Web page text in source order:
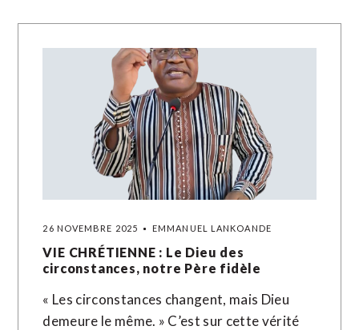
26 NOVEMBRE 2025 EMMANUEL LANKOANDE
VIE CHRÉTIENNE : Le Dieu des
circonstances, notre Père fidèle
« Les circonstances changent, mais Dieu
demeure le même. » C’est sur cette vérité